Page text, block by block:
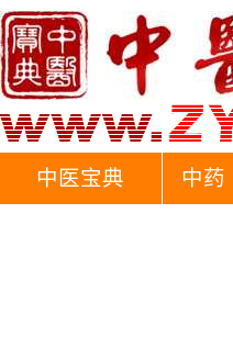
中医宝典 中药